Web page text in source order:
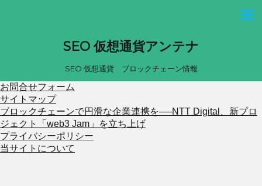
SEO 仮想通貨アンテナ
SEO 仮想通貨 ブロックチェーン情報
お問合せフォーム
サイトマップ
ブロックチェーンで円滑な企業連携を──NTT Digital、新プロ
ジェクト「web3 Jam」を立ち上げ
プライバシーポリシー
当サイトについて